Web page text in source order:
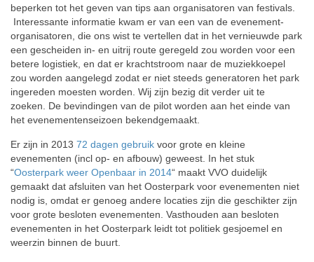
beperken tot het geven van tips aan organisatoren van festivals.
Interessante informatie kwam er van een van de evenement-
organisatoren, die ons wist te vertellen dat in het vernieuwde park
een gescheiden in- en uitrij route geregeld zou worden voor een
betere logistiek, en dat er krachtstroom naar de muziekkoepel
zou worden aangelegd zodat er niet steeds generatoren het park
ingereden moesten worden. Wij zijn bezig dit verder uit te
zoeken. De bevindingen van de pilot worden aan het einde van
het evenementenseizoen bekendgemaakt.
Er zijn in 2013 72 dagen gebruik voor grote en kleine
evenementen (incl op- en afbouw) geweest. In het stuk
“Oosterpark weer Openbaar in 2014“ maakt VVO duidelijk
gemaakt dat afsluiten van het Oosterpark voor evenementen niet
nodig is, omdat er genoeg andere locaties zijn die geschikter zijn
voor grote besloten evenementen. Vasthouden aan besloten
evenementen in het Oosterpark leidt tot politiek gesjoemel en
weerzin binnen de buurt.